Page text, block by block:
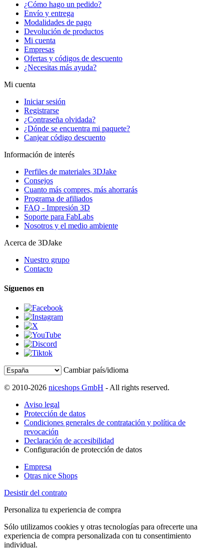
¿Cómo hago un pedido?
Envío y entrega
Modalidades de pago
Devolución de productos
Mi cuenta
Empresas
Ofertas y códigos de descuento
¿Necesitas más ayuda?
Mi cuenta
Iniciar sesión
Registrarse
¿Contraseña olvidada?
¿Dónde se encuentra mi paquete?
Canjear código descuento
Información de interés
Perfiles de materiales 3DJake
Consejos
Cuanto más compres, más ahorrarás
Programa de afiliados
FAQ - Impresión 3D
Soporte para FabLabs
Nosotros y el medio ambiente
Acerca de 3DJake
Nuestro grupo
Contacto
Síguenos en
Cambiar país/idioma
© 2010-2026 niceshops GmbH - All rights reserved.
Aviso legal
Protección de datos
Condiciones generales de contratación y política de
revocación
Declaración de accesibilidad
Configuración de protección de datos
Empresa
Otras nice Shops
Desistir del contrato
Personaliza tu experiencia de compra
Sólo utilizamos cookies y otras tecnologías para ofrecerte una
experiencia de compra personalizada con tu consentimiento
individual.